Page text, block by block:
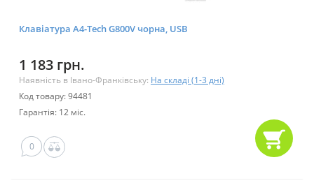
Клавіатура A4-Тech G800V чорна, USB
1 183 грн.
Наявність в Івано-Франківську: На складі (1-3 дні)
Код товару: 94481
Гарантія: 12 міс.
0